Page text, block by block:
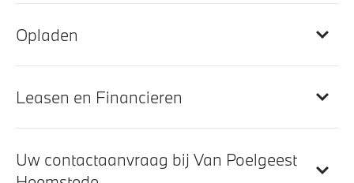
Opladen
Leasen en Financieren
Uw contactaanvraag bij Van Poelgeest